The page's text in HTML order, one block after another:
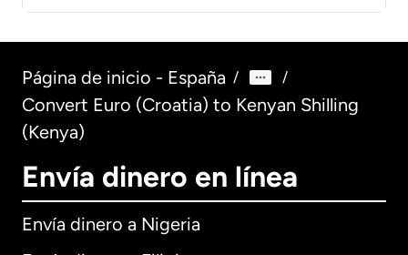
Página de inicio - España / /
Convert Euro (Croatia) to Kenyan Shilling
(Kenya)
Envía dinero en línea
Envía dinero a Nigeria